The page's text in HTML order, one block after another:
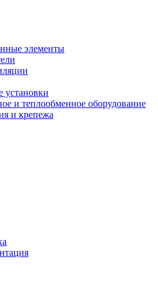
элементы
и теплообменное оборудование
и крепежа